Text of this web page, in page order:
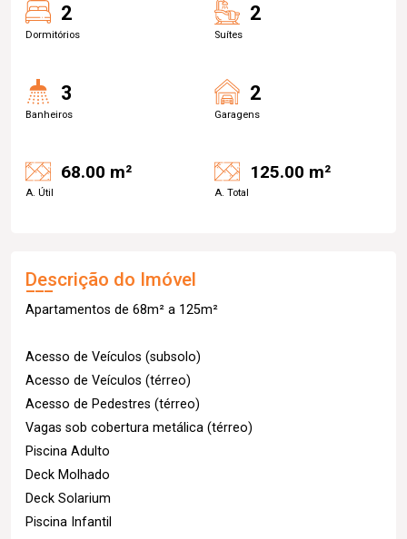
2
Dormitórios
2
Suítes
3
Banheiros
2
Garagens
68.00 m²
A. Útil
125.00 m²
A. Total
Descrição do Imóvel
Apartamentos de 68m² a 125m²
Acesso de Veículos (subsolo)
Acesso de Veículos (térreo)
Acesso de Pedestres (térreo)
Vagas sob cobertura metálica (térreo)
Piscina Adulto
Deck Molhado
Deck Solarium
Piscina Infantil